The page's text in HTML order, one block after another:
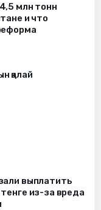
млн тонн
и что
қалай
выплатить
из-за вреда